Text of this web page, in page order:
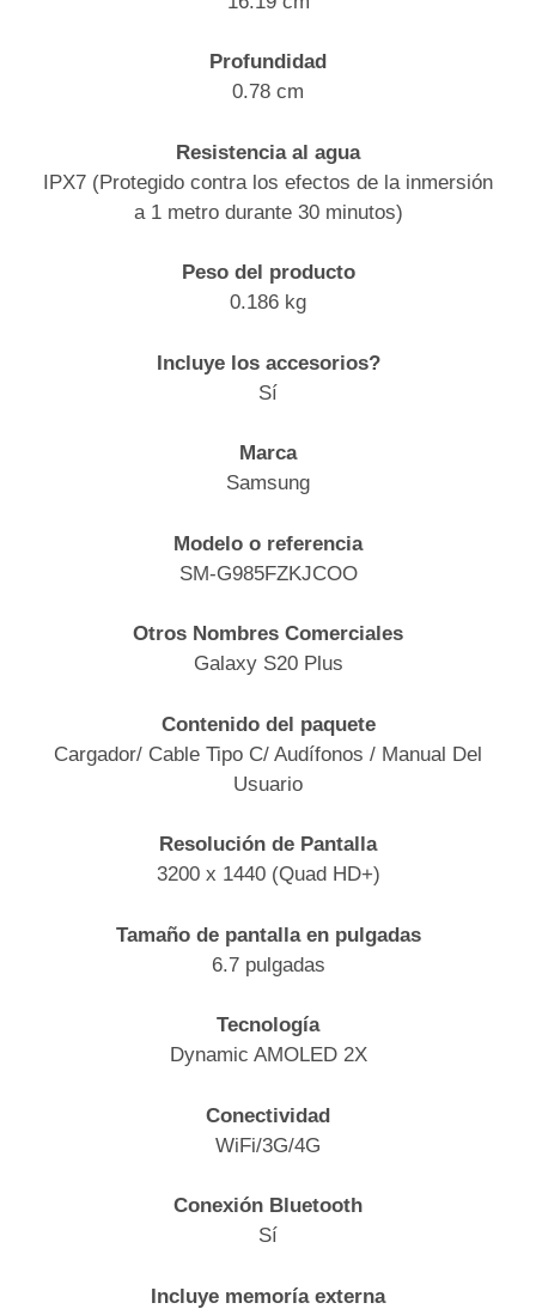
Profundidad
0.78 cm
Resistencia al agua
IPX7 (Protegido contra los efectos de la inmersión
a 1 metro durante 30 minutos)
Peso del producto
0.186 kg
Incluye los accesorios?
Sí
Marca
Samsung
Modelo o referencia
SM-G985FZKJCOO
Otros Nombres Comerciales
Galaxy S20 Plus
Contenido del paquete
Cargador/ Cable Tipo C/ Audífonos / Manual Del
Usuario
Resolución de Pantalla
3200 x 1440 (Quad HD+)
Tamaño de pantalla en pulgadas
6.7 pulgadas
Tecnología
Dynamic AMOLED 2X
Conectividad
WiFi/3G/4G
Conexión Bluetooth
Sí
Incluye memoría externa